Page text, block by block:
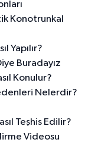
Konotrunkal
Yapılır?
Buradayız
Konulur?
Nelerdir?
Teşhis Edilir?
Videosu